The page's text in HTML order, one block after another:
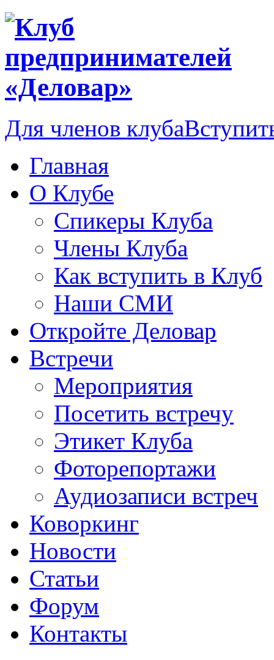
Для членов клуба
Главная
О Клубе
Спикеры Клуба
Члены Клуба
Как вступить в Клуб
Наши СМИ
Откройте Деловар
Встречи
Мероприятия
Посетить встречу
Этикет Клуба
Фоторепортажи
Аудиозаписи встреч
Коворкинг
Новости
Статьи
Форум
Контакты